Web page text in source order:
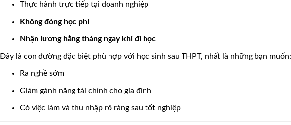
🌸
Thực hành trực tiếp tại doanh nghiệp
Không đóng học phí
Nhận lương hằng tháng ngay khi đi học
Đây là con đường đặc biệt phù hợp với học sinh sau THPT, nhất là những bạn muốn:
Ra nghề sớm
Giảm gánh nặng tài chính cho gia đình
Có việc làm và thu nhập rõ ràng sau tốt nghiệp